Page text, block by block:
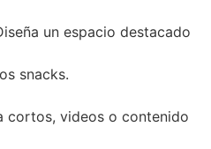
un espacio destacado
snacks.
cortos, videos o contenido